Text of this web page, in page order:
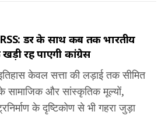
डर के साथ कब तक भारतीय
रह पाएगी कांग्रेस
केवल सत्ता की लड़ाई तक सीमित
और सांस्कृतिक मूल्यों,
के दृष्टिकोण से भी गहरा जुड़ा